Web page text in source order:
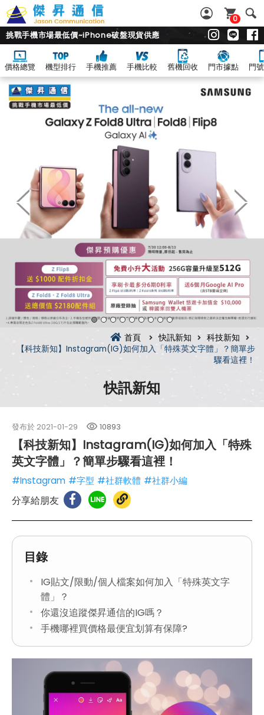
0
挑戰手機市場最低價~iPhone破盤現貨供應
價格總覽 機型排行 手機推薦 手機比較 舊機回收 門市據點 門
首頁 快訊新知
科技新知
【科技新知】Instagram(IG)如何加入「特殊英文字體」？簡單步
驟看這裡！
快訊新知
發布於 2021-01-29 10893
【科技新知】Instagram(IG)如何加入「特殊
英文字體」？簡單步驟看這裡！
#Instagram #字型 #社群軟體 #社群小編
分享給朋友
目錄
IG貼文/限動/個人檔案如何加入「特殊英文字
體」？
你還沒追蹤傑昇通信的IG嗎？
手機哪裡買價格最便宜划算有保障?